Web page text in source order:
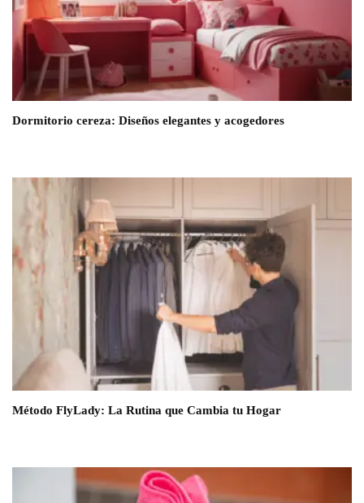
Dormitorio cereza: Diseños elegantes y acogedores
Método FlyLady: La Rutina que Cambia tu Hogar